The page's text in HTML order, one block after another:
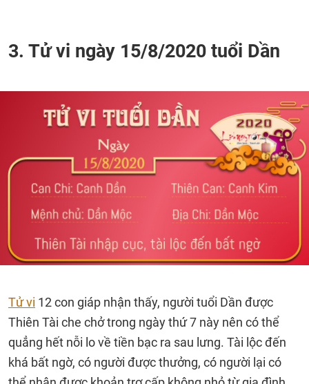
3. Tử vi ngày 15/8/2020 tuổi Dần
Tử vi 12 con giáp nhận thấy, người tuổi Dần được
Thiên Tài che chở trong ngày thứ 7 này nên có thể
quẳng hết nỗi lo về tiền bạc ra sau lưng. Tài lộc đến
khá bất ngờ, có người được thưởng, có người lại có